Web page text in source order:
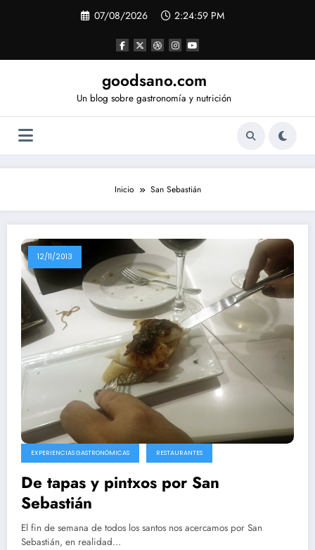
07/08/2026 2:24:59 PM
goodsano.com
Un blog sobre gastronomía y nutrición
Inicio San Sebastián
12/11/2013
EXPERIENCIAS GASTRONÓMICAS RESTAURANTES
De tapas y pintxos por San
Sebastián
El fin de semana de todos los santos nos acercamos por San
Sebastián, en realidad…